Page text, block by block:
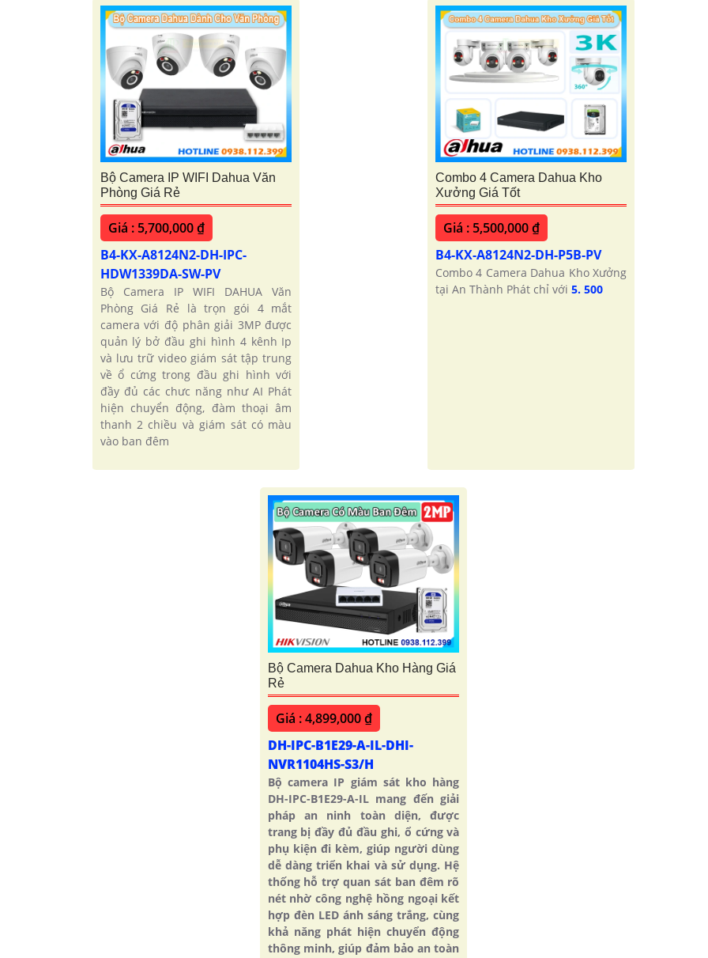
Bộ Camera IP WIFI Dahua Văn
Phòng Giá Rẻ
Giá : 5,700,000 ₫
B4-KX-A8124N2-DH-IPC-
HDW1339DA-SW-PV
Bộ Camera IP WIFI DAHUA Văn
Phòng Giá Rẻ là trọn gói 4 mắt
camera với độ phân giải 3MP được
quản lý bở đầu ghi hình 4 kênh Ip
và lưu trữ video giám sát tập trung
về ổ cứng trong đầu ghi hình với
đầy đủ các chưc năng như AI Phát
hiện chuyển động, đàm thoại âm
thanh 2 chiều và giám sát có màu
vào ban đêm
Combo 4 Camera Dahua Kho
Xưởng Giá Tốt
Giá : 5,500,000 ₫
B4-KX-A8124N2-DH-P5B-PV
Combo 4 Camera Dahua Kho Xưởng
tại An Thành Phát chỉ với 5. 500
Bộ Camera Dahua Kho Hàng Giá
Rẻ
Giá : 4,899,000 ₫
DH-IPC-B1E29-A-IL-DHI-
NVR1104HS-S3/H
Bộ camera IP giám sát kho hàng
DH-IPC-B1E29-A-IL mang đến giải
pháp an ninh toàn diện, được
trang bị đầy đủ đầu ghi, ổ cứng và
phụ kiện đi kèm, giúp người dùng
dễ dàng triển khai và sử dụng. Hệ
thống hỗ trợ quan sát ban đêm rõ
nét nhờ công nghệ hồng ngoại kết
hợp đèn LED ánh sáng trắng, cùng
khả năng phát hiện chuyển động
thông minh, giúp đảm bảo an toàn